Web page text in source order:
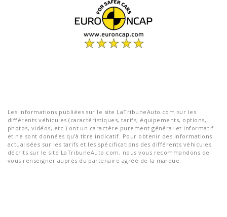
Les informations publiées sur le site LaTribuneAuto.com sur les
différents véhicules (caractéristiques, tarifs, équipements, options,
photos, vidéos, etc.) ont un caractère purement général et informatif
et ne sont données qu'à titre indicatif. Pour obtenir des informations
actualisées sur les tarifs et les spécifications des différents véhicules
décrits sur le site LaTribuneAuto.com, nous vous recommandons de
vous renseigner auprès du partenaire agréé de la marque.